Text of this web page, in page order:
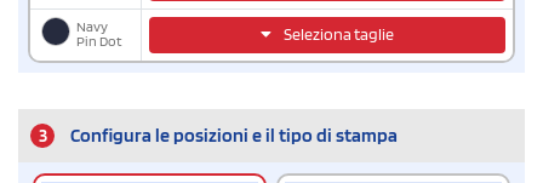
Navy
Pin Dot
Seleziona taglie
3 Configura le posizioni e il tipo di stampa